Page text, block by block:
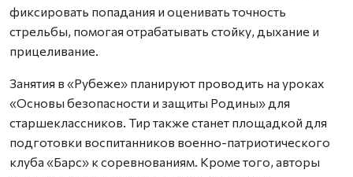
фиксировать попадания и оценивать точность
стрельбы, помогая отрабатывать стойку, дыхание и
прицеливание.
Занятия в «Рубеже» планируют проводить на уроках
«Основы безопасности и защиты Родины» для
старшеклассников. Тир также станет площадкой для
подготовки воспитанников военно-патриотического
клуба «Барс» к соревнованиям. Кроме того, авторы